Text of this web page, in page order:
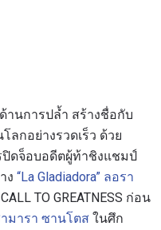
ด้านการปล้ำ สร้างชื่อกับ
กอย่างรวดเร็ว ด้วย
ปิดจ็อบอดีตผู้ท้าชิงแชมป์
ง “La Gladiadora” ลอรา
TO GREATNESS ก่อน
มารา ซานโตส ในศึก